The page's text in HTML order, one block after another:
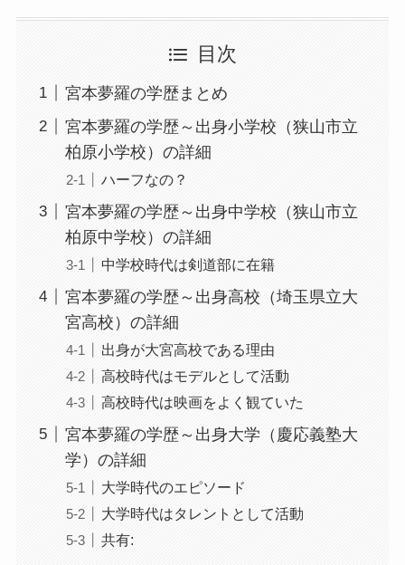
目次
宮本夢羅の学歴まとめ
宮本夢羅の学歴～出身小学校（狭山市立
柏原小学校）の詳細
ハーフなの？
宮本夢羅の学歴～出身中学校（狭山市立
柏原中学校）の詳細
中学校時代は剣道部に在籍
宮本夢羅の学歴～出身高校（埼玉県立大
宮高校）の詳細
出身が大宮高校である理由
高校時代はモデルとして活動
高校時代は映画をよく観ていた
宮本夢羅の学歴～出身大学（慶応義塾大
学）の詳細
大学時代のエピソード
大学時代はタレントとして活動
共有: